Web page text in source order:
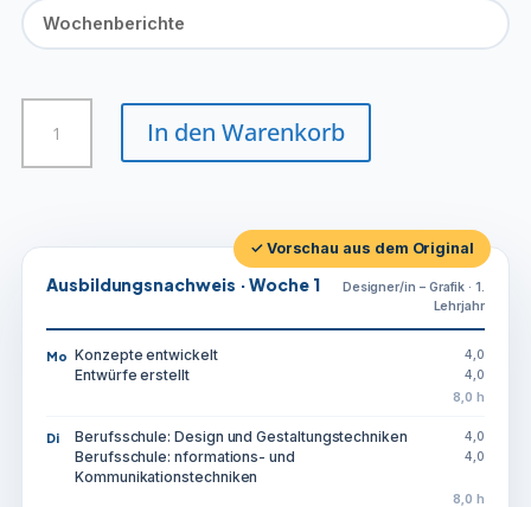
Grafik
In den Warenkorb
✓ Vorschau aus dem Original
Ausbildungsnachweis · Woche 1
Designer/in – Grafik · 1.
Lehrjahr
Mo Konzepte entwickelt 4,0
Entwürfe erstellt 4,0
8,0 h
Di Berufsschule: Design und Gestaltungstechniken 4,0
Berufsschule: nformations- und
Kommunikationstechniken
4,0
8,0 h